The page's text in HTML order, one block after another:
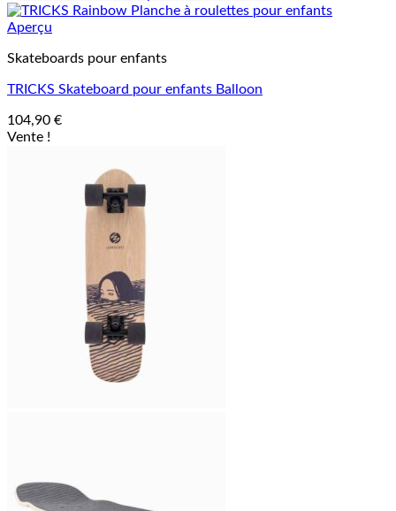
Aperçu
Skateboards pour enfants
TRICKS Skateboard pour enfants Balloon
104,90 €
Vente !